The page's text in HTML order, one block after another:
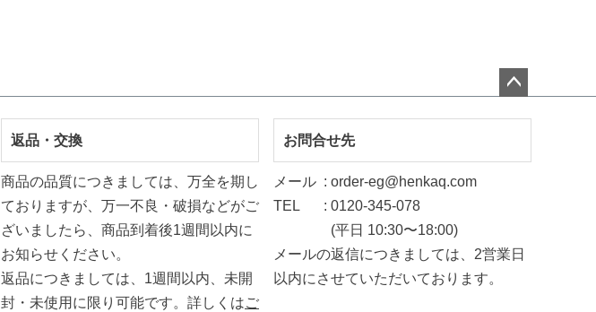
ップ
返品・交換
商品の品質につきましては、万全を期し
ておりますが、万一不良・破損などがご
ざいましたら、商品到着後1週間以内に
お知らせください。
返品につきましては、1週間以内、未開
封・未使用に限り可能です。詳しくはご
お問合せ先
メール
order-eg@henkaq.com
TEL
0120-345-078
(平日 10:30〜18:00)
メールの返信につきましては、2営業日
以内にさせていただいております。